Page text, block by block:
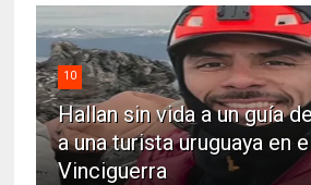
10
Hallan sin vida a un guía
a una turista uruguaya en
Vinciguerra